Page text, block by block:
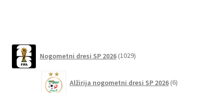
Nogometni dresi SP 2026 1029izdelkov
Alžirija nogometni dresi SP 2026 6izdelkov